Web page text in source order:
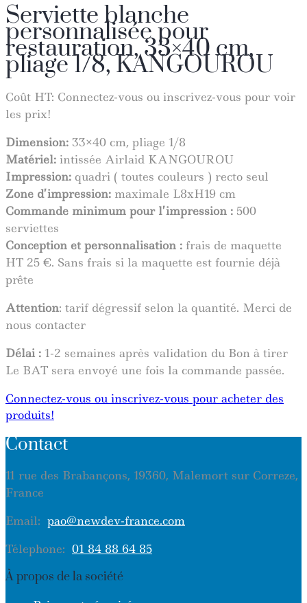
Serviette blanche
personnalisée pour
restauration, 33×40 cm,
pliage 1/8, KANGOUROU
Coût HT: Connectez-vous ou inscrivez-vous pour voir
les prix!
Dimension: 33×40 cm, pliage 1/8
Matériel: intissée Airlaid KANGOUROU
Impression: quadri ( toutes couleurs ) recto seul
Zone d’impression: maximale L8xH19 cm
Commande minimum pour l’impression : 500
serviettes
Conception et personnalisation : frais de maquette
HT 25 €. Sans frais si la maquette est fournie déjà
prête
Attention: tarif dégressif selon la quantité. Merci de
nous contacter
Délai : 1-2 semaines après validation du Bon à tirer
Le BAT sera envoyé une fois la commande passée.
Connectez-vous ou inscrivez-vous pour acheter des
produits!
Contact
11 rue des Brabançons, 19360, Malemort sur Correze,
France
Email: pao@newdev-france.com
Télephone: 01 84 88 64 85
À propos de la société